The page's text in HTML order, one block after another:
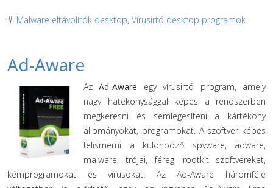
# Malware eltávolítók desktop, Vírusirtó desktop programok
Ad-Aware
AzAd-Aware egy vírusirtó program, amely
nagy hatékonysággal képes a rendszerben
megkeresni és semlegesíteni a kártékony
állományokat, programokat. A szoftver képes
felismerni a különböző spyware, adware,
malware, trójai, féreg, rootkit szoftvereket,
kémprogramokat és vírusokat. Az Ad-Aware háromféle